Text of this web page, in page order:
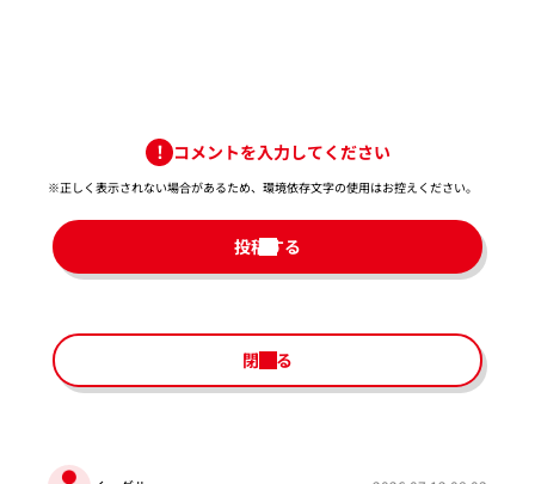
コメントを入力してください
※正しく表示されない場合があるため、環境依存文字の使用はお控えください。​
投稿する
閉じる